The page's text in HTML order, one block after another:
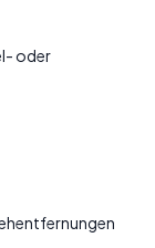
oder